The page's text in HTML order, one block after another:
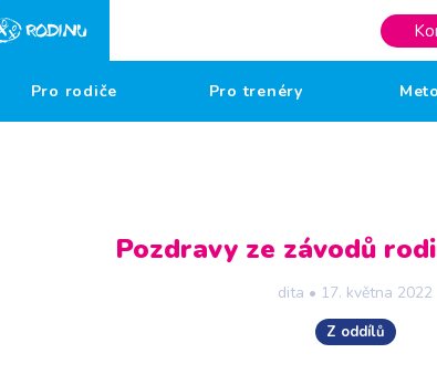
Pro rodiče Pro trenéry
Pozdravy ze závodů
dita • 17. května 2022
Z oddílů